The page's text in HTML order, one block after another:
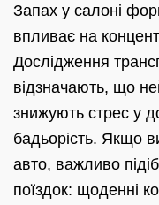
Запах у салоні
впливає на
Дослідження
відзначають, що
знижують стрес у
бадьорість. Якщо
авто, важливо
поїздок: щоденні